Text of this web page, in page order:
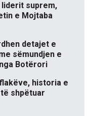
suprem,
e Mojtaba
detajet e
sëmundjen e
Botërori
historia e
shpëtuar